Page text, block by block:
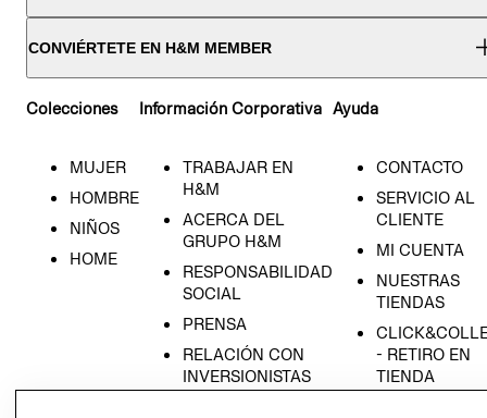
CONVIÉRTETE EN H&M MEMBER
Colecciones
MUJER
HOMBRE
NIÑOS
HOME
Información Corporativa
TRABAJAR EN
H&M
ACERCA DEL
GRUPO H&M
RESPONSABILIDAD
SOCIAL
PRENSA
RELACIÓN CON
INVERSIONISTAS
Ayuda
CONTACTO
SERVICIO AL
CLIENTE
MI CUENTA
NUESTRAS
TIENDAS
- RETIRO EN
TIENDA